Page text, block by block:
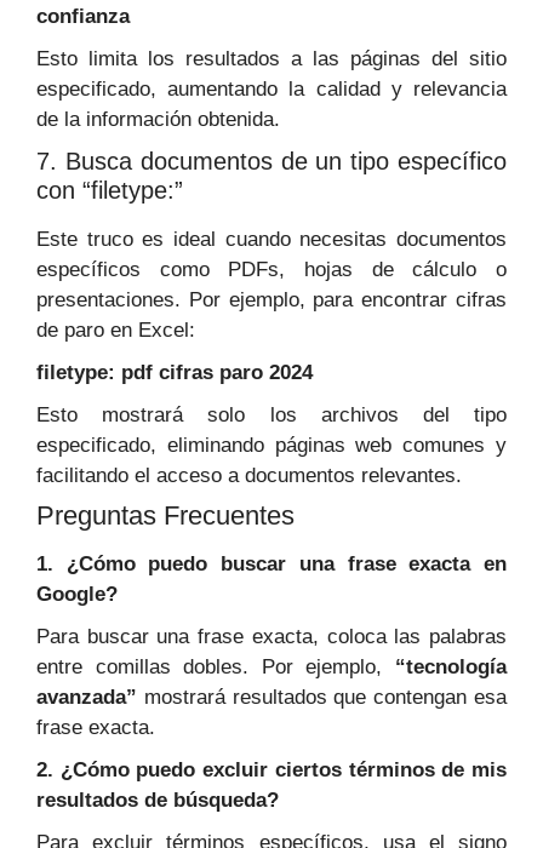
confianza
Esto limita los resultados a las páginas del sitio
especificado, aumentando la calidad y relevancia
de la información obtenida.
7. Busca documentos de un tipo específico
con “filetype:”
Este truco es ideal cuando necesitas documentos
específicos como PDFs, hojas de cálculo o
presentaciones. Por ejemplo, para encontrar cifras
de paro en Excel:
filetype: pdf cifras paro 2024
Esto mostrará solo los archivos del tipo
especificado, eliminando páginas web comunes y
facilitando el acceso a documentos relevantes.
Preguntas Frecuentes
1. ¿Cómo puedo buscar una frase exacta en
Google?
Para buscar una frase exacta, coloca las palabras
entre comillas dobles. Por ejemplo, “tecnología
avanzada” mostrará resultados que contengan esa
frase exacta.
2. ¿Cómo puedo excluir ciertos términos de mis
resultados de búsqueda?
Para excluir términos específicos, usa el signo